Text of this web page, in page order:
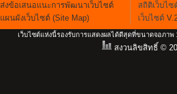
ส่งข้อเสนอแนะการพัฒนาเว็บไซต์
แผนผังเว็บไซต์ (Site Map)
สถิติเว็บไ
เว็บไซต์
เว็บไซต์แห่งนี้รองรับการแสดงผลได้ดีสุดที่ขนาดจอภาพ
สงวนลิขสิทธิ์ ©